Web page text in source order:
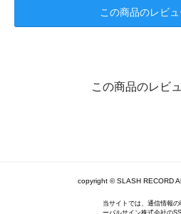
この商品のレビ
この商品のレビ
copyright © SLASH RECORD
当サイトでは、通信情報
ーバルサイン株式会社の